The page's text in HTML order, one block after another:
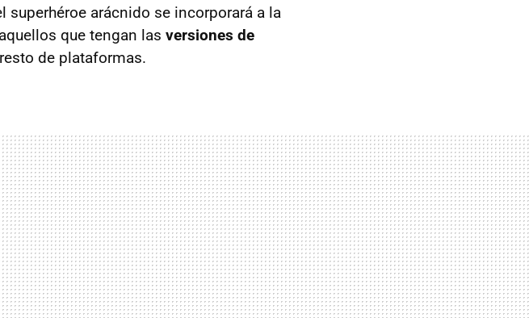
superhéroe arácnido se incorporará a la
que tengan las versiones de
de plataformas.